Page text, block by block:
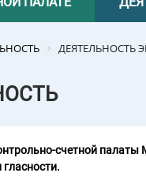
ДЕЯТЕЛЬНОСТЬ
счетной палаты